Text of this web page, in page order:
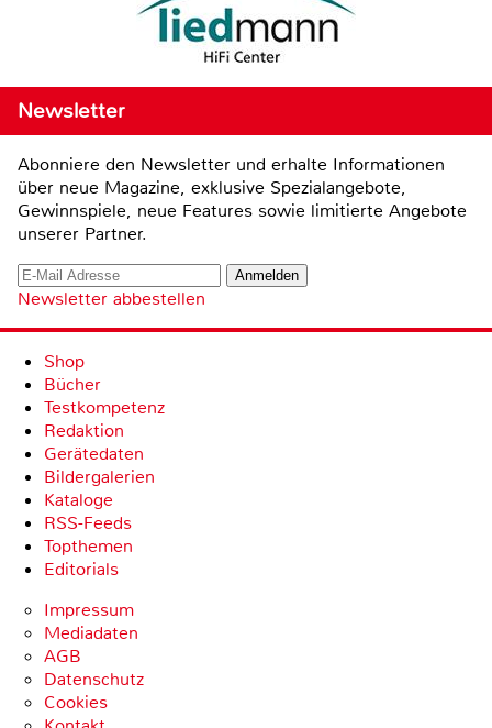
Newsletter
Abonniere den Newsletter und erhalte Informationen
über neue Magazine, exklusive Spezialangebote,
Gewinnspiele, neue Features sowie limitierte Angebote
unserer Partner.
Newsletter abbestellen
Shop
Bücher
Testkompetenz
Redaktion
Gerätedaten
Bildergalerien
Kataloge
RSS-Feeds
Topthemen
Editorials
Impressum
Mediadaten
AGB
Datenschutz
Cookies